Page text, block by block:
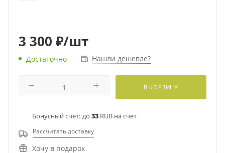
3 300 ₽/шт
Достаточно Нашли дешевле?
В КОРЗИНУ
Бонусный счет: до 33 RUB на счет
Рассчитать доставку
Хочу в подарок